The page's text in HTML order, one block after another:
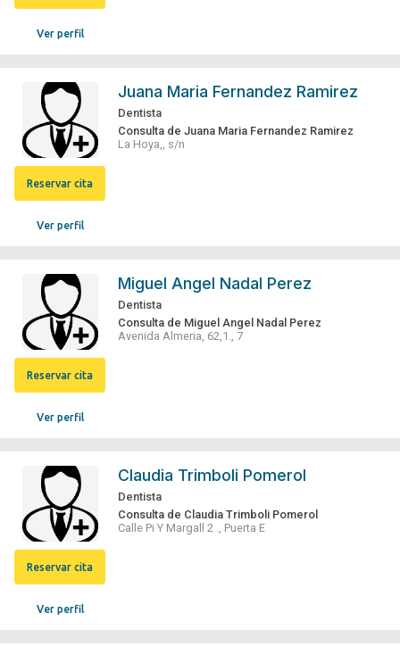
Ver perfil
Ver perfil
Reservar cita
Juana Maria Fernandez Ramirez
Dentista
Consulta de Juana Maria Fernandez Ramirez
La Hoya,, s/n
Ver perfil
Reservar cita
Miguel Angel Nadal Perez
Dentista
Consulta de Miguel Angel Nadal Perez
Avenida Almeria, 62,1., 7
Ver perfil
Reservar cita
Claudia Trimboli Pomerol
Dentista
Consulta de Claudia Trimboli Pomerol
Calle Pi Y Margall 2 ., Puerta E